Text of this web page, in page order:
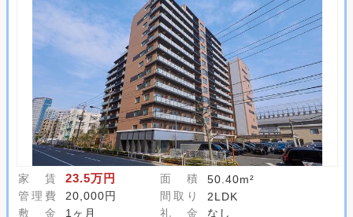
家 賃 23.5万円 面 積
50.40m²
管理費
20,000円 間取り
2LDK
敷 金
1ヶ月 礼 金 なし